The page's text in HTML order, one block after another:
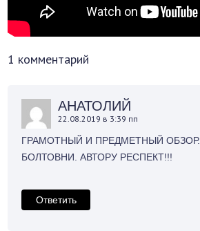
1 комментарий
АНАТОЛИЙ
22.08.2019 в 3:39 пп
ГРАМОТНЫЙ И ПРЕДМЕТНЫЙ
БОЛТОВНИ. АВТОРУ РЕСПЕКТ!!!
Ответить